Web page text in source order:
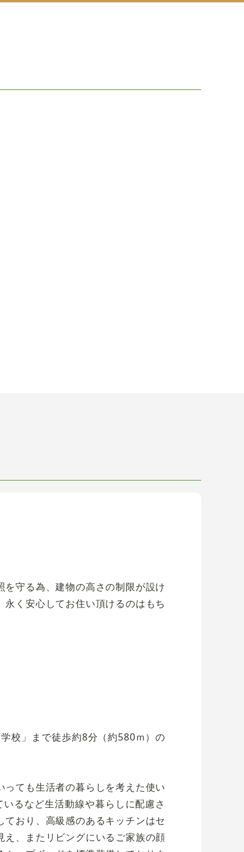
守る為、建物の高さの制限が設け
く安心してお住い頂けるのはもち
校」まで徒歩約8分（約580ｍ）の
ても生活者の暮らしを考えた使い
るなど生活動線や暮らしに配慮さ
おり、高級感のあるキッチンはセ
、またリビングにいるご家族の顔